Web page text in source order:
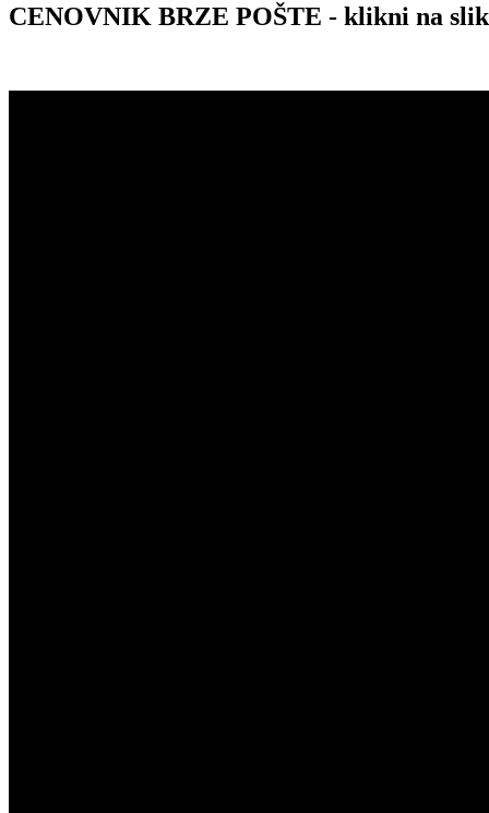
CENOVNIK BRZE POŠTE - klikni na